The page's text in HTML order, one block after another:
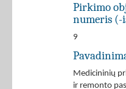
Pirkimo
numeris (-
9
Medicininių
ir remonto